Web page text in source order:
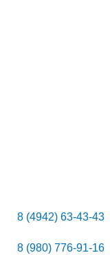
8 (4942) 63-43-43
8 (980) 776-91-16